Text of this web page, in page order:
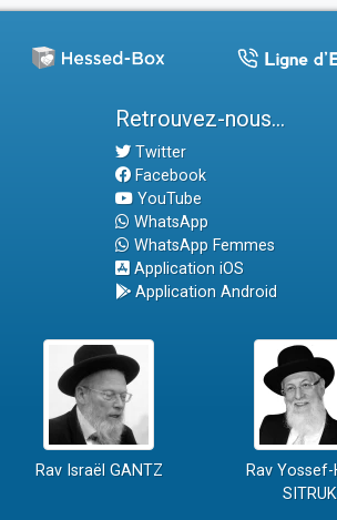
Retrouvez-nous...
Twitter
Facebook
YouTube
WhatsApp
WhatsApp Femmes
Application iOS
Application Android
Rav Israël GANTZ
Rav
SITRUK